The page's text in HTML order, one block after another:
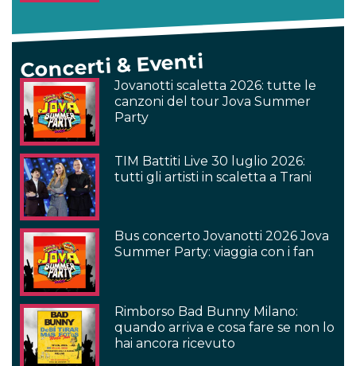
Concerti & Eventi
Jovanotti scaletta 2026: tutte le
canzoni del tour Jova Summer
Party
TIM Battiti Live 30 luglio 2026:
tutti gli artisti in scaletta a Trani
Bus concerto Jovanotti 2026 Jova
Summer Party: viaggia con i fan
Rimborso Bad Bunny Milano:
quando arriva e cosa fare se non lo
hai ancora ricevuto